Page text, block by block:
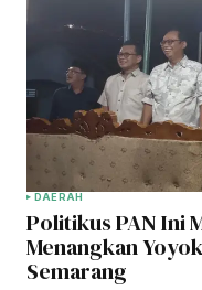
DAERAH
Politikus PAN Ini
Menangkan
Semarang